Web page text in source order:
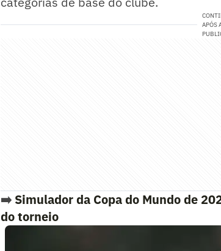
APÓS
➡️ Simulador da Copa do Mundo de
do torneio